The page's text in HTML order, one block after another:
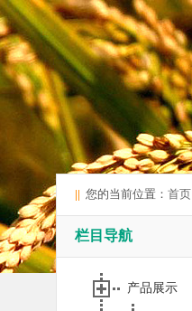
|| 您的当前位置： 首页
栏目导航
产品展示